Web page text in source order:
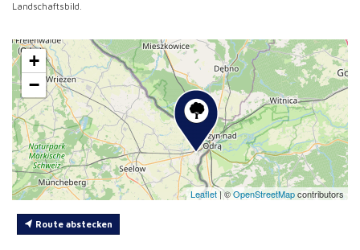
Landschaftsbild.
+
−
Leaflet|©OpenStreetMapcontributors
Route abstecken